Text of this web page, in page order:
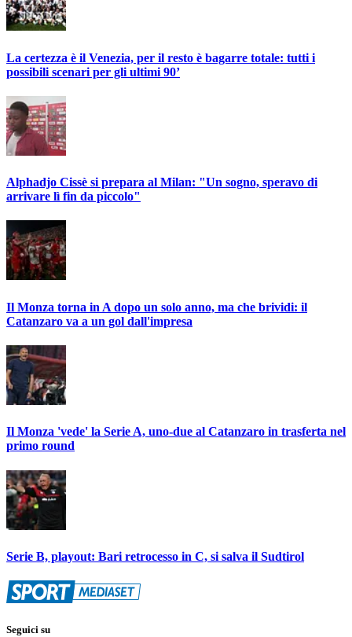
La certezza è il Venezia, per il resto è bagarre totale: tutti i
possibili scenari per gli ultimi 90’
Alphadjo Cissè si prepara al Milan: "Un sogno, speravo di
arrivare lì fin da piccolo"
Il Monza torna in A dopo un solo anno, ma che brividi: il
Catanzaro va a un gol dall'impresa
Il Monza 'vede' la Serie A, uno-due al Catanzaro in trasferta nel
primo round
Serie B, playout: Bari retrocesso in C, si salva il Sudtirol
Seguici su